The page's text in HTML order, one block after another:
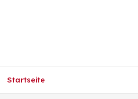
Startseite